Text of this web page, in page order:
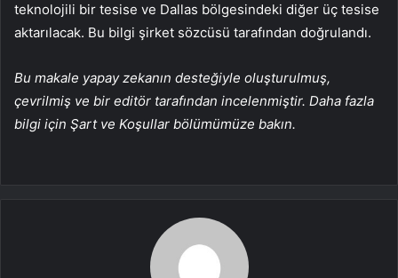
teknolojili bir tesise ve Dallas bölgesindeki diğer üç tesise
aktarılacak. Bu bilgi şirket sözcüsü tarafından doğrulandı.
Bu makale yapay zekanın desteğiyle oluşturulmuş,
çevrilmiş ve bir editör tarafından incelenmiştir. Daha fazla
bilgi için Şart ve Koşullar bölümümüze bakın.